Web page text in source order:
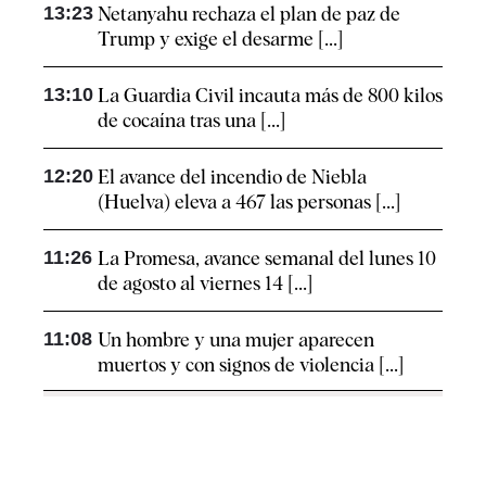
13:23 Netanyahu rechaza el plan de paz de
Trump y exige el desarme [...]
13:10 La Guardia Civil incauta más de 800 kilos
de cocaína tras una [...]
12:20 El avance del incendio de Niebla
(Huelva) eleva a 467 las personas [...]
11:26 La Promesa, avance semanal del lunes 10
de agosto al viernes 14 [...]
11:08 Un hombre y una mujer aparecen
muertos y con signos de violencia [...]